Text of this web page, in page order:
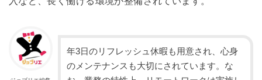
年3日のリフレッシュ休暇も用意され、心身
のメンテナンスも大切にされています。な